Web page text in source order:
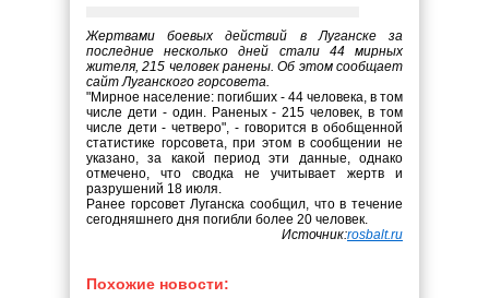
Жертвами боевых действий в Луганске за
последние несколько дней стали 44 мирных
жителя, 215 человек ранены. Об этом сообщает
сайт Луганского горсовета.
"Мирное население: погибших - 44 человека, в том
числе дети - один. Раненых - 215 человек, в том
числе дети - четверо", - говорится в обобщенной
статистике горсовета, при этом в сообщении не
указано, за какой период эти данные, однако
отмечено, что сводка не учитывает жертв и
разрушений 18 июля.
Ранее горсовет Луганска сообщил, что в течение
сегодняшнего дня погибли более 20 человек.
Источник:rosbalt.ru
Похожие новости: